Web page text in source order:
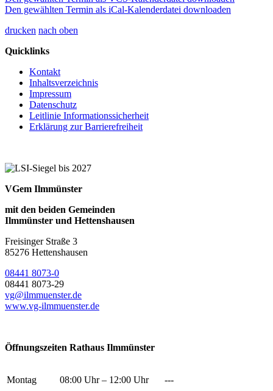
Den gewählten Termin als iCal-Kalenderdatei downloaden
drucken nach oben
Quicklinks
Kontakt
Inhaltsverzeichnis
Impressum
Datenschutz
Leitlinie Informationssicherheit
Erklärung zur Barrierefreiheit
VGem Ilmmünster
mit den beiden Gemeinden
Ilmmünster und Hettenshausen
Freisinger Straße 3
85276 Hettenshausen
08441 8073-0
08441 8073-29
vg@ilmmuenster.de
www.vg-ilmmuenster.de
Öffnungszeiten Rathaus Ilmmünster
Montag 08:00 Uhr – 12:00 Uhr ---